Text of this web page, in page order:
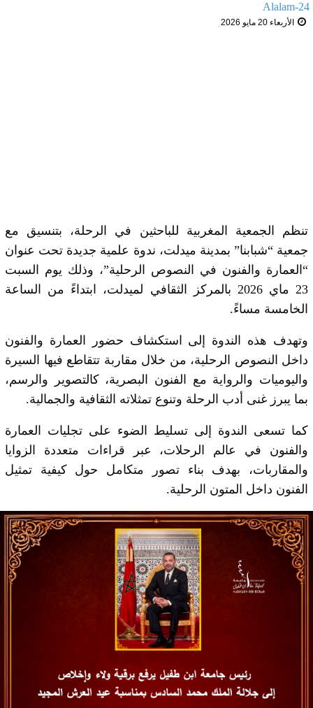
Alalam-24
الأربعاء 20 مايو 2026
تنظم الجمعية المغربية للباحثين في الرحلة، بتنسيق مع
جمعية “شبابنا” بمدينة ميدلت، ندوة علمية جديدة تحت عنوان
“العمارة والفنون في النصوص الرحلية”، وذلك يوم السبت
23 ماي 2026 بالمركز الثقافي لميدلت، ابتداءً من الساعة
الخامسة مساءً.
وتهدف هذه الندوة إلى استكشاف حضور العمارة والفنون
داخل النصوص الرحلية، من خلال مقاربة تتقاطع فيها السيرة
واليوميات والرواية مع الفنون البصرية، كالتصوير والرسم،
بما يبرز غنى أدب الرحلة وتنوع تمثلاته الثقافية والجمالية.
كما تسعى الندوة إلى تسليط الضوء على تجليات العمارة
والفنون في عالم الرحلات، عبر قراءات متعددة الزوايا
والمقاربات، بهدف بناء تصور متكامل حول كيفية تمثيل
الفنون داخل المتون الرحلية.